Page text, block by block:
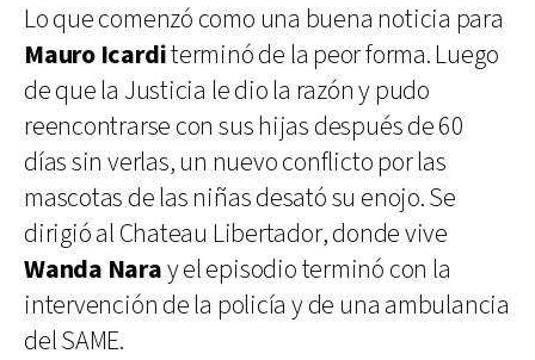
Lo que comenzó como una buena noticia para
Mauro Icarditerminó de la peor forma. Luego
de que la Justicia le dio la razón y pudo
reencontrarse con sus hijas después de 60
días sin verlas, un nuevo conflicto por las
mascotas de las niñas desató su enojo. Se
dirigió al Chateau Libertador, donde vive
Wanda Naray el episodio terminó con la
intervención de la policía y de una ambulancia
del SAME.